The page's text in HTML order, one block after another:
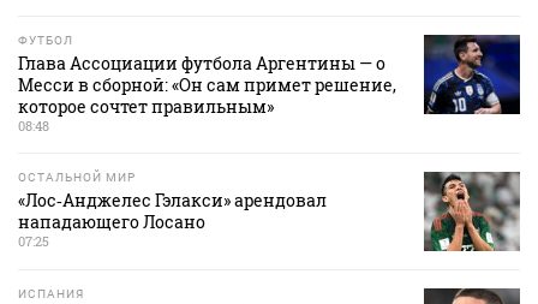
ФУТБОЛ
Глава Ассоциации футбола Аргентины — о
Месси в сборной: «Он сам примет решение,
которое сочтет правильным»
08:48
ОСТАЛЬНОЙ МИР
«Лос‑Анджелес Гэлакси» арендовал
нападающего Лосано
07:25
ИСПАНИЯ